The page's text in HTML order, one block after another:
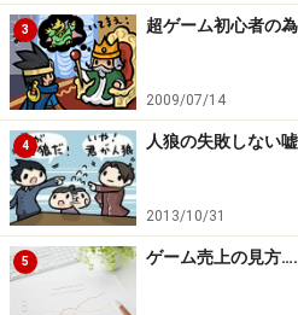
3 超ゲーム初心者の
2009/07/14
4 人狼の失敗しない
2013/10/31
5 ゲーム売上の見方